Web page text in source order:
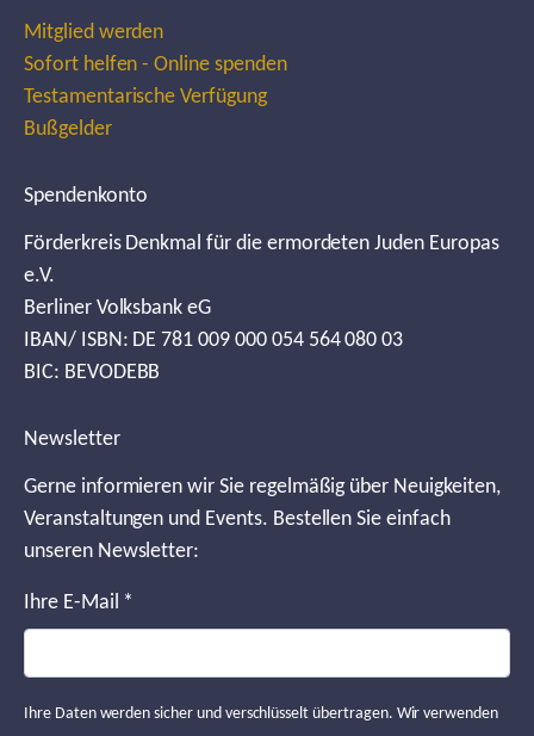
Mitglied werden
Sofort helfen - Online spenden
Testamentarische Verfügung
Bußgelder
Spendenkonto
Förderkreis Denkmal für die ermordeten Juden Europas
e.V.
Berliner Volksbank eG
IBAN/ ISBN: DE 781 009 000 054 564 080 03
BIC: BEVODEBB
Newsletter
Gerne informieren wir Sie regelmäßig über Neuigkeiten,
Veranstaltungen und Events. Bestellen Sie einfach
unseren Newsletter:
Ihre E-Mail *
Ihre Daten werden sicher und verschlüsselt übertragen. Wir verwenden